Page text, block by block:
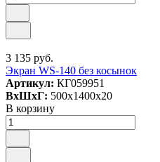
3 135 руб.
Экран WS-140 без косынок
Артикул: КГ059951
ВxШxГ: 500x1400x20
В корзину